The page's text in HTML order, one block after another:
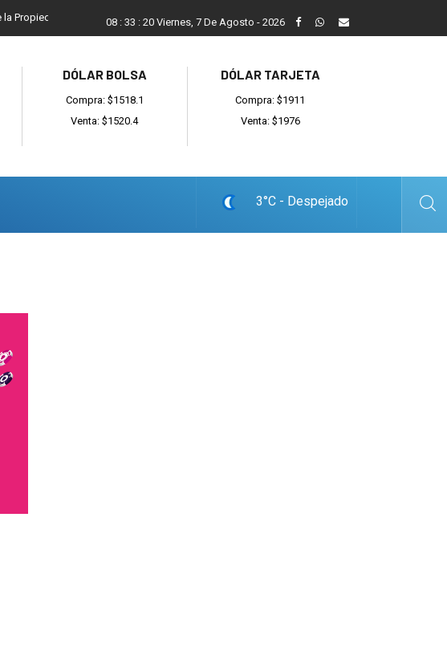
Propiedad Privada Reino recibió a instituciones y confirmó gestiones para
08 : 33 : 21 Viernes, 7 De Agosto - 2026
DÓLAR BOLSA
Compra: $1518.1
Venta: $1520.4
DÓLAR TARJETA
Compra: $1911
Venta: $1976
3°C - Despejado